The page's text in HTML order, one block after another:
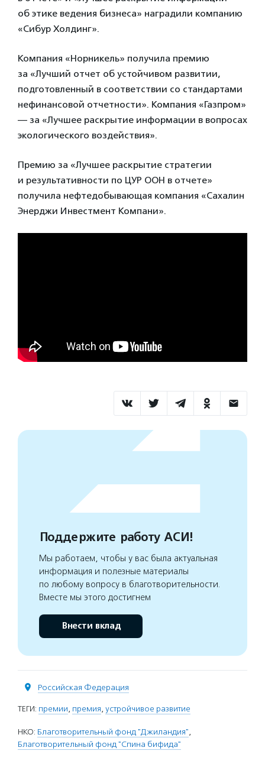
об этике ведения бизнеса» наградили компанию
«Сибур Холдинг».
Компания «Норникель» получила премию
за «Лучший отчет об устойчивом развитии,
подготовленный в соответствии со стандартами
нефинансовой отчетности». Компания «Газпром»
— за «Лучшее раскрытие информации в вопросах
экологического воздействия».
Премию за «Лучшее раскрытие стратегии
и результативности по ЦУР ООН в отчете»
получила нефтедобывающая компания «Сахалин
Энерджи Инвестмент Компани».
Поддержите работу АСИ!
Мы работаем, чтобы у вас была актуальная
информация и полезные материалы
по любому вопросу в благотворительности.
Вместе мы этого достигнем
Внести вклад
Российская Федерация
ТЕГИ: премии, премия, устройчивое развитие
НКО: Благотворительный фонд "Джиландия",
Благотворительный фонд "Спина бифида"